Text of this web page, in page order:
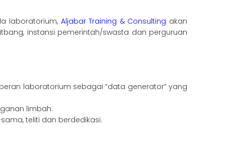
laboratorium, Aljabar Training & Consulting akan
instansi pemerintah/swasta dan perguruan
laboratorium sebagai “data generator” yang
limbah.
teliti dan berdedikasi.